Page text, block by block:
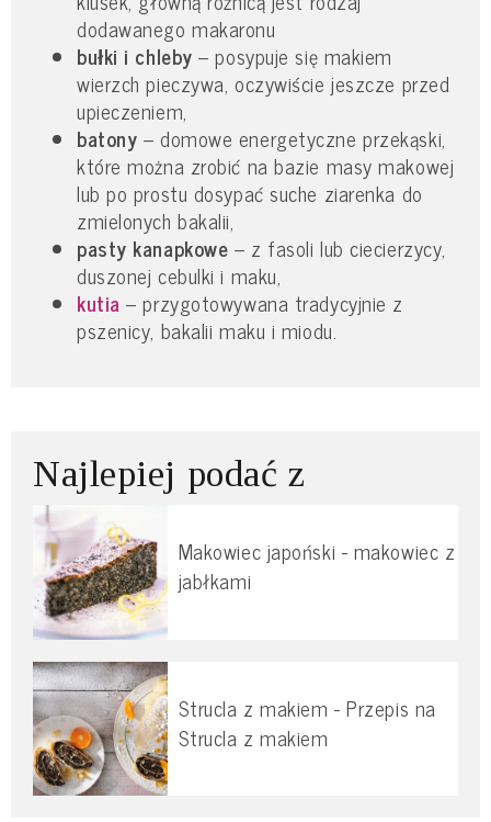
dodawanego makaronu
bułki i chleby – posypuje się makiem
wierzch pieczywa, oczywiście jeszcze przed
upieczeniem,
batony – domowe energetyczne przekąski,
które można zrobić na bazie masy makowej
lub po prostu dosypać suche ziarenka do
zmielonych bakalii,
pasty kanapkowe – z fasoli lub ciecierzycy,
duszonej cebulki i maku,
kutia – przygotowywana tradycyjnie z
pszenicy, bakalii maku i miodu.
Najlepiej podać z
Makowiec japoński - makowiec z
jabłkami
Strucla z makiem - Przepis na
Strucla z makiem